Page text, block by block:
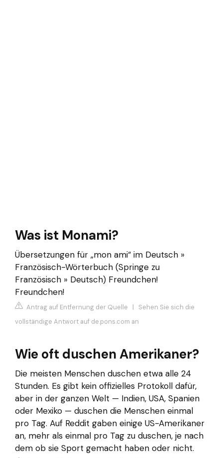
Was ist Monami?
Übersetzungen für „mon ami“ im Deutsch »
Französisch-Wörterbuch (Springe zu
Französisch » Deutsch) Freundchen!
Freundchen!
Antrag auf Entfernung der Quelle | Sehen Sie sich die
vollständige Antwort auf de.pons.com an
Wie oft duschen Amerikaner?
Die meisten Menschen duschen etwa alle 24
Stunden. Es gibt kein offizielles Protokoll dafür,
aber in der ganzen Welt — Indien, USA, Spanien
oder Mexiko — duschen die Menschen einmal
pro Tag. Auf Reddit gaben einige US-Amerikaner
an, mehr als einmal pro Tag zu duschen, je nach
dem ob sie Sport gemacht haben oder nicht.